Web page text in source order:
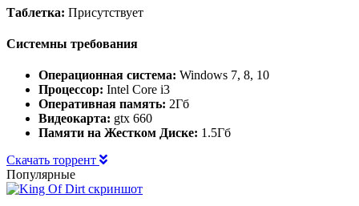
Таблетка: Присутствует
Системны требования
Операционная система: Windows 7, 8, 10
Процессор: Intel Core i3
Оперативная память: 2Гб
Видеокарта: gtx 660
Памяти на Жестком Диске: 1.5Гб
Скачать торрент
Популярные